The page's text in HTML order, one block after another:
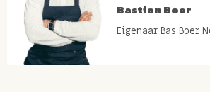
Bastian Boer
Eigenaar Bas Boer